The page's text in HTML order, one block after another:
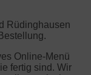
Rüdinghausen
Online-Menü
fertig sind. Wir